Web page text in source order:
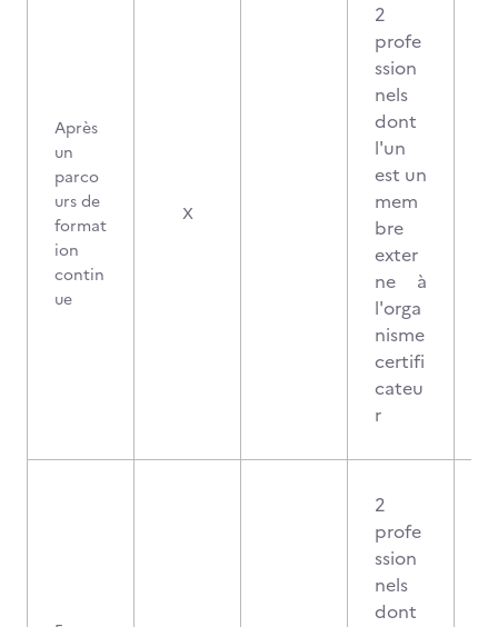
Après
un
parco
urs de
format
ion
contin
ue
X
2
profe
ssion
nels
dont
l'un
est un
mem
bre
exter
ne à
l'orga
nisme
certifi
cateu
r
2
profe
ssion
nels
dont